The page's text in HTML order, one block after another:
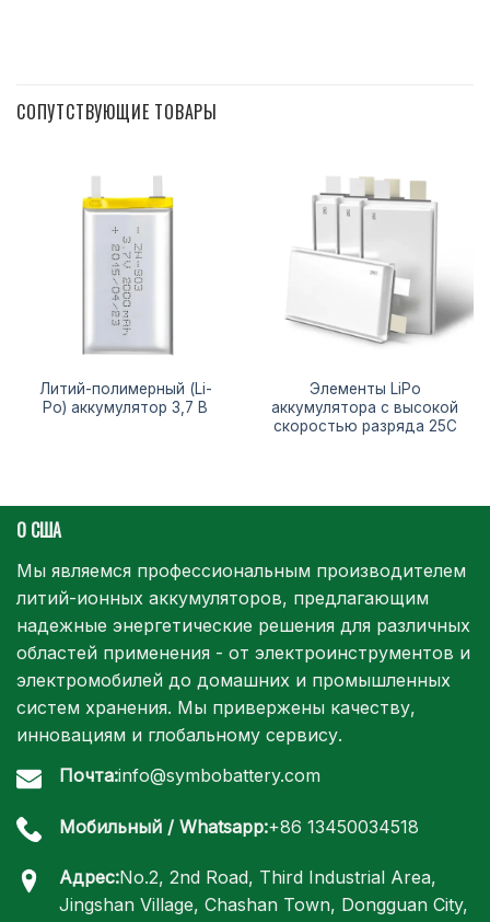
СОПУТСТВУЮЩИЕ ТОВАРЫ
Литий-полимерный (Li-
Po) аккумулятор 3,7 В
Элементы LiPo
аккумулятора с высокой
скоростью разряда 25C
О США
Мы являемся профессиональным производителем
литий-ионных аккумуляторов, предлагающим
надежные энергетические решения для различных
областей применения - от электроинструментов и
электромобилей до домашних и промышленных
систем хранения. Мы привержены качеству,
инновациям и глобальному сервису.
Почта:info@symbobattery.com
Мобильный / Whatsapp:+86 13450034518
Адрес:No.2, 2nd Road, Third Industrial Area,
Jingshan Village, Chashan Town, Dongguan City,